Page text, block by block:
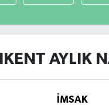
AYLIK
İMSAK